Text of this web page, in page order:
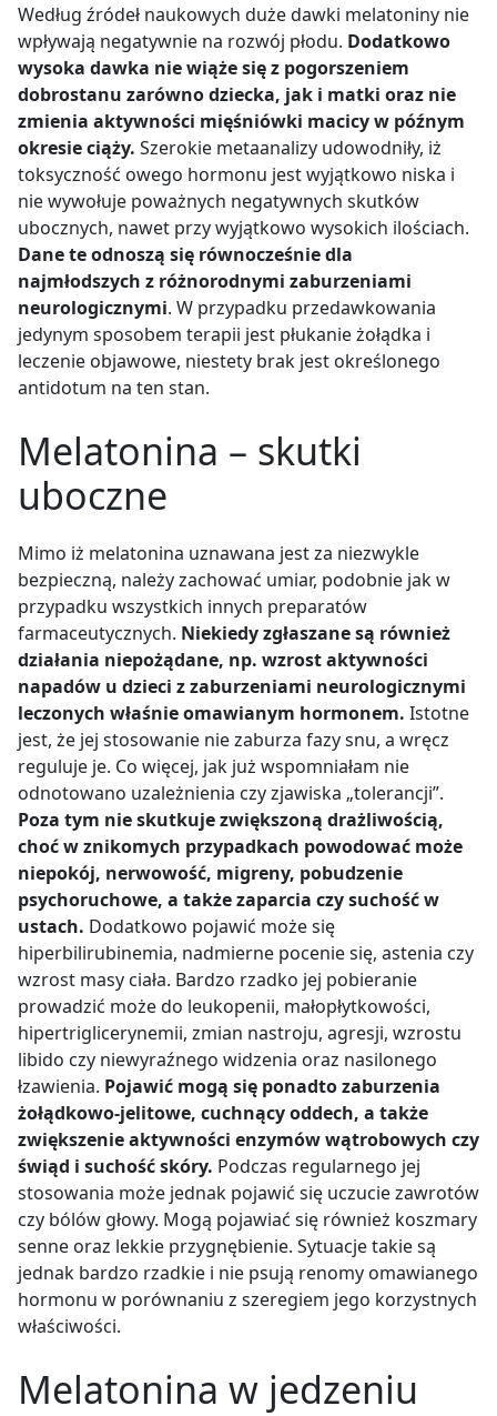
Według źródeł naukowych duże dawki melatoniny nie
wpływają negatywnie na rozwój płodu. Dodatkowo
wysoka dawka nie wiąże się z pogorszeniem
dobrostanu zarówno dziecka, jak i matki oraz nie
zmienia aktywności mięśniówki macicy w późnym
okresie ciąży. Szerokie metaanalizy udowodniły, iż
toksyczność owego hormonu jest wyjątkowo niska i
nie wywołuje poważnych negatywnych skutków
ubocznych, nawet przy wyjątkowo wysokich ilościach.
Dane te odnoszą się równocześnie dla
najmłodszych z różnorodnymi zaburzeniami
neurologicznymi. W przypadku przedawkowania
jedynym sposobem terapii jest płukanie żołądka i
leczenie objawowe, niestety brak jest określonego
antidotum na ten stan.
Melatonina – skutki
uboczne
Mimo iż melatonina uznawana jest za niezwykle
bezpieczną, należy zachować umiar, podobnie jak w
przypadku wszystkich innych preparatów
farmaceutycznych. Niekiedy zgłaszane są również
działania niepożądane, np. wzrost aktywności
napadów u dzieci z zaburzeniami neurologicznymi
leczonych właśnie omawianym hormonem. Istotne
jest, że jej stosowanie nie zaburza fazy snu, a wręcz
reguluje je. Co więcej, jak już wspomniałam nie
odnotowano uzależnienia czy zjawiska „tolerancji”.
Poza tym nie skutkuje zwiększoną drażliwością,
choć w znikomych przypadkach powodować może
niepokój, nerwowość, migreny, pobudzenie
psychoruchowe, a także zaparcia czy suchość w
ustach. Dodatkowo pojawić może się
hiperbilirubinemia, nadmierne pocenie się, astenia czy
wzrost masy ciała. Bardzo rzadko jej pobieranie
prowadzić może do leukopenii, małopłytkowości,
hipertriglicerynemii, zmian nastroju, agresji, wzrostu
libido czy niewyraźnego widzenia oraz nasilonego
łzawienia. Pojawić mogą się ponadto zaburzenia
żołądkowo-jelitowe, cuchnący oddech, a także
zwiększenie aktywności enzymów wątrobowych czy
świąd i suchość skóry. Podczas regularnego jej
stosowania może jednak pojawić się uczucie zawrotów
czy bólów głowy. Mogą pojawiać się również koszmary
senne oraz lekkie przygnębienie. Sytuacje takie są
jednak bardzo rzadkie i nie psują renomy omawianego
hormonu w porównaniu z szeregiem jego korzystnych
właściwości.
Melatonina w jedzeniu